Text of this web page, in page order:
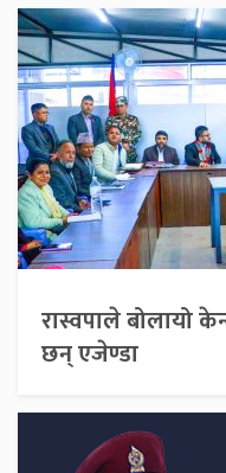
रास्वपाले बोलायो
छन् एजेण्डा